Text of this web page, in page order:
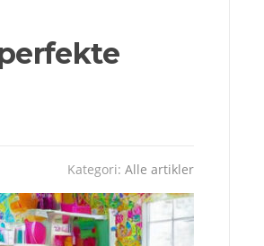
Kategori: Alle artikler